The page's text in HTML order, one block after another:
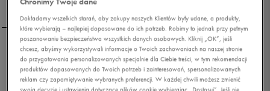
VANS AUTHENTIC
Dokładamy wszelkich starań, aby zakupy naszych Klientów były udane, a produkty,
które wybierają – najlepiej dopasowane do ich potrzeb. Robimy to jednak przy pełnym
poszanowaniu bezpieczeństwa wszystkich danych osobowych. Kliknij „OK”, jeśli
chcesz, abyśmy wykorzystywali informacje o Twoich zachowaniach na naszej stronie
do przygotowania personalizowanych specjalnie dla Ciebie treści, w tym rekomendacji
produktów dopasowanych do Twoich potrzeb i zainteresowań, spersonalizowanych
reklam czy zapamiętywanie wybranych preferencji. W każdej chwili możesz zmienić
swoją decyzję i ustawienia dotyczące plików cookie wybierając „Dostosuj”. Jeśli nie